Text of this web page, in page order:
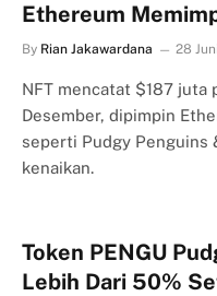
Ethereum
By Rian Jakawardana 28
NFT mencatat $187 juta
Desember, dipimpin
seperti Pudgy Penguins
kenaikan.
Token PENGU
Lebih Dari 50%